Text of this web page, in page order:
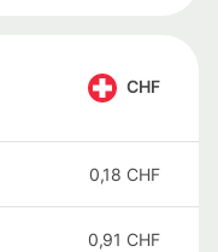
CHF
0,18 CHF
0,91 CHF